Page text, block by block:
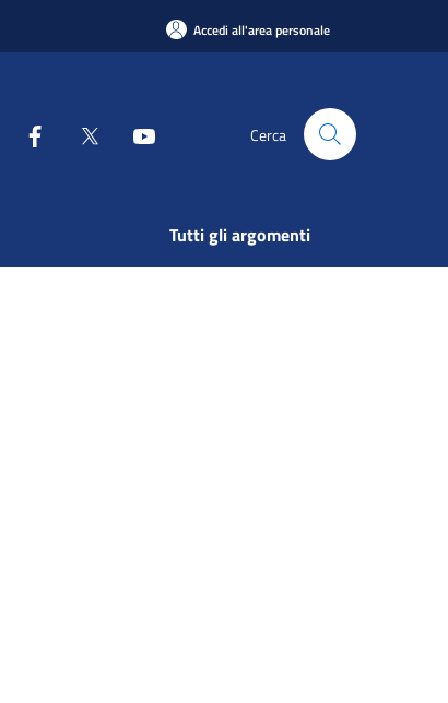
Accedi all'area personale
Cerca
Tutti gli argomenti